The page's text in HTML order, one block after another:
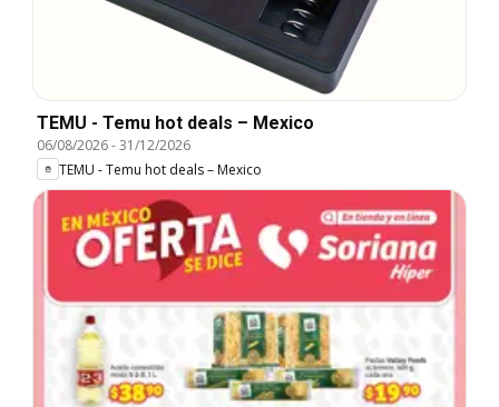
TEMU - Temu hot deals – Mexico
06/08/2026-31/12/2026
TEMU - Temu hot deals – Mexico